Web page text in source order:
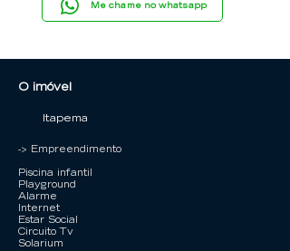
Me chame no whatsapp
O imóvel
Itapema
-> Empreendimento
Piscina infantil
Playground
Alarme
Internet
Estar Social
Circuito Tv
Solarium